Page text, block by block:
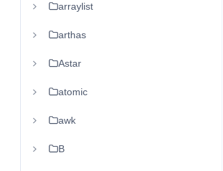
arraylist
arthas
Astar
atomic
awk
B